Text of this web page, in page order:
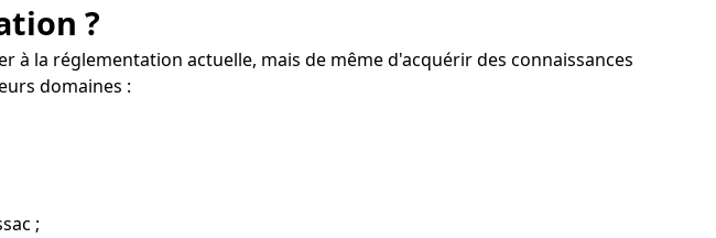
?
à la réglementation actuelle, mais de même d'acquérir des connaissances
domaines :
;